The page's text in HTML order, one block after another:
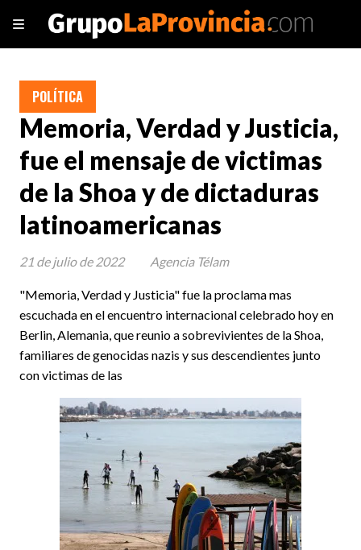
Memoria, Verdad y Justicia,
fue el mensaje de victimas
de la Shoa y de dictaduras
latinoamericanas
"Memoria, Verdad y Justicia" fue la proclama mas
escuchada en el encuentro internacional celebrado hoy en
Berlin, Alemania, que reunio a sobrevivientes de la Shoa,
familiares de genocidas nazis y sus descendientes junto
con victimas de las
POLÍTICA
21 de julio de 2022 Agencia Télam